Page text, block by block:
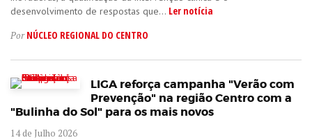
desenvolvimento de respostas que... Ler notícia
PorNÚCLEO REGIONAL DO CENTRO
LIGA reforça campanha "Verão com
Prevenção" na região Centro com a
"Bulinha do Sol" para os mais novos
14 de Julho 2026